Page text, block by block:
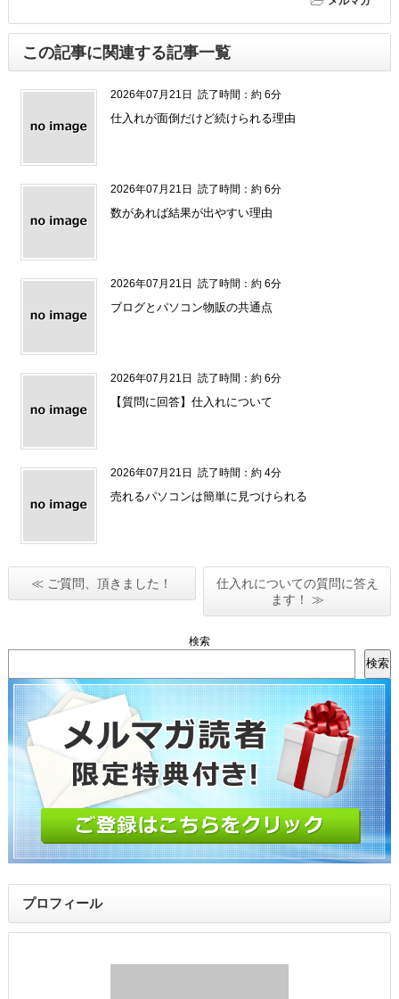
この記事に関連する記事一覧
2026年07月21日 読了時間：約 6分
仕入れが面倒だけど続けられる理由
2026年07月21日 読了時間：約 6分
数があれば結果が出やすい理由
2026年07月21日 読了時間：約 6分
ブログとパソコン物販の共通点
2026年07月21日 読了時間：約 6分
【質問に回答】仕入れについて
2026年07月21日 読了時間：約 4分
売れるパソコンは簡単に見つけられる
≪ ご質問、頂きました！
仕入れについての質問に答え
ます！ ≫
検索
検索
プロフィール